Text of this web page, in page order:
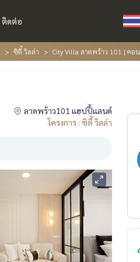
ติดต่อ
ซิตี้ วิลล่า City Villa ลาดพร้าว 101 | คอ
ลาดพร้าว101 แฮปปี้แลนด์
โครงการ : ซิตี้ วิลล่า